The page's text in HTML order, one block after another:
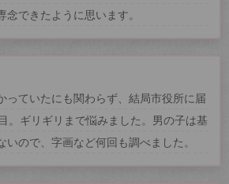
できたように思います。
っていたにも関わらず、結局市役所に届
。ギリギリまで悩みました。男の子は基
いので、字画など何回も調べました。